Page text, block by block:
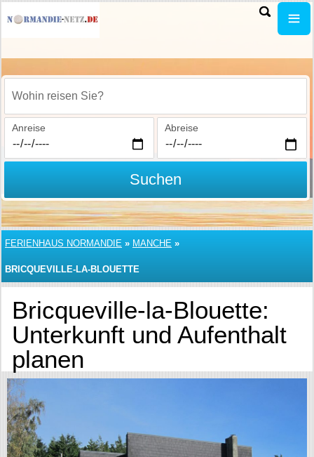
Wohin reisen Sie?
Anreise Abreise
Suchen
FERIENHAUS NORMANDIE » MANCHE »
BRICQUEVILLE-LA-BLOUETTE
Bricqueville-la-Blouette:
Unterkunft und Aufenthalt
planen